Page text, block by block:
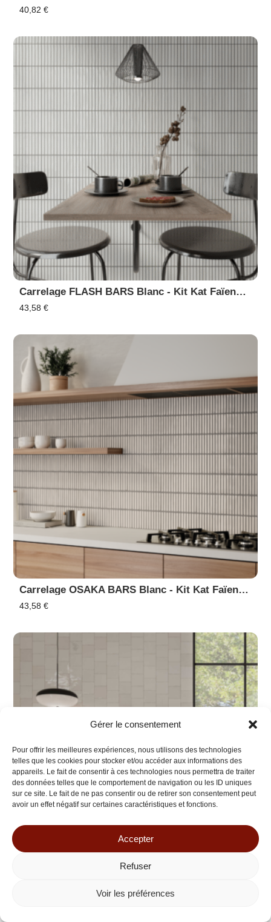
Gérer le consentement
Pour offrir les meilleures expériences, nous utilisons des technologies
telles que les cookies pour stocker et/ou accéder aux informations des
appareils. Le fait de consentir à ces technologies nous permettra de traiter
des données telles que le comportement de navigation ou les ID uniques
sur ce site. Le fait de ne pas consentir ou de retirer son consentement peut
avoir un effet négatif sur certaines caractéristiques et fonctions.
Accepter
Refuser
Voir les préférences
40,82€
Carrelage FLASH BARS Blanc - Kit Kat Faïence En Relief
43,58€
Carrelage OSAKA BARS Blanc - Kit Kat Faïence En Relief
43,58€